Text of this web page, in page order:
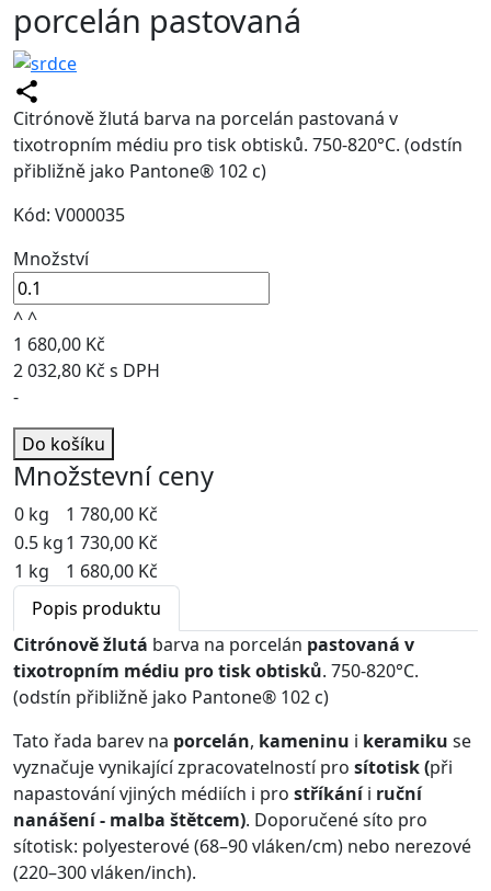
porcelán pastovaná
Citrónově žlutá barva na porcelán pastovaná v
tixotropním médiu pro tisk obtisků. 750-820°C. (odstín
přibližně jako Pantone® 102 c)
Kód: V000035
Množství
^^
1 680,00 Kč
2 032,80 Kč s DPH
-
Do košíku
Množstevní ceny
0 kg
1 780,00 Kč
0.5 kg1 730,00 Kč
1 kg
1 680,00 Kč
Popis produktu
Citrónově žlutá barva na porcelán pastovaná v
tixotropním médiu pro tisk obtisků. 750-820°C.
(odstín přibližně jako Pantone® 102 c)
Tato řada barev na porcelán, kameninu i keramiku se
vyznačuje vynikající zpracovatelností pro sítotisk (při
napastování vjiných médiích i pro stříkáníi ruční
nanášení - malba štětcem). Doporučené síto pro
sítotisk: polyesterové (68–90 vláken/cm) nebo nerezové
(220–300 vláken/inch).